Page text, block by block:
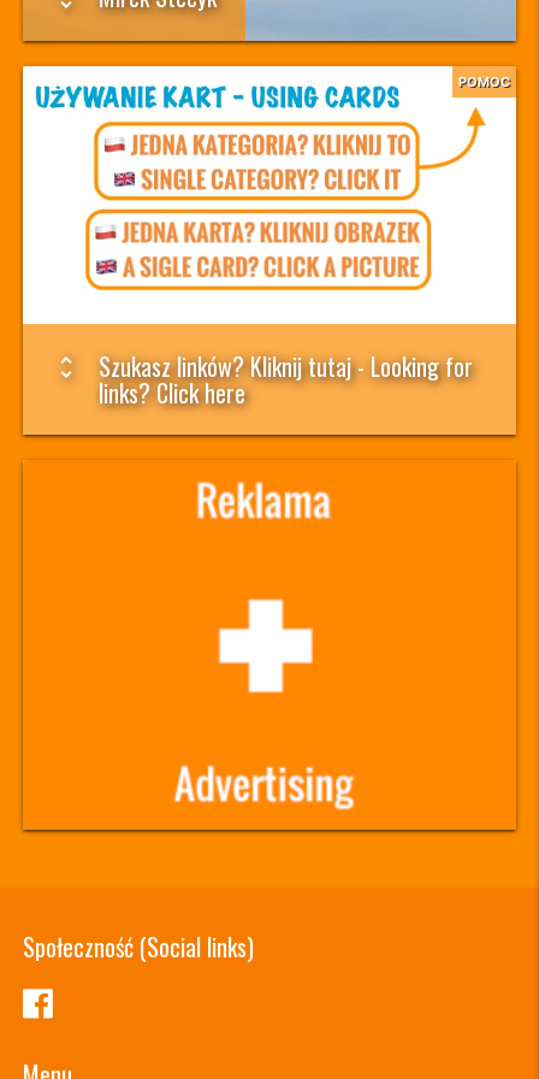
unfold_more Szukasz linków? Kliknij tutaj - Looking for
links? Click here
POMOC
Społeczność (Social links)